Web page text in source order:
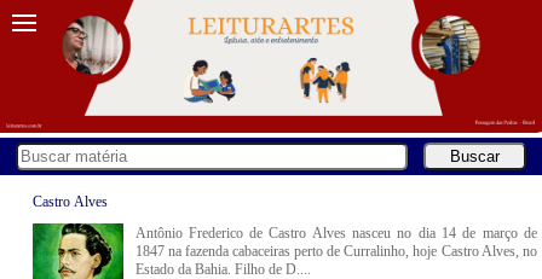
Castro Alves
Antônio Frederico de Castro Alves nasceu no dia 14 de março de
1847 na fazenda cabaceiras perto de Curralinho, hoje Castro Alves, no
Estado da Bahia. Filho de D....